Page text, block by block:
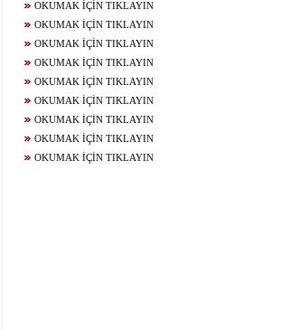
OKUMAK İÇİN TIKLAYIN
OKUMAK İÇİN TIKLAYIN
OKUMAK İÇİN TIKLAYIN
OKUMAK İÇİN TIKLAYIN
OKUMAK İÇİN TIKLAYIN
OKUMAK İÇİN TIKLAYIN
OKUMAK İÇİN TIKLAYIN
OKUMAK İÇİN TIKLAYIN
OKUMAK İÇİN TIKLAYIN